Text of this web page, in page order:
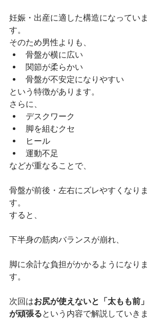
妊娠・出産に適した構造になっていま
す。
そのため男性よりも、
骨盤が横に広い
関節が柔らかい
骨盤が不安定になりやすい
という特徴があります。
さらに、
デスクワーク
脚を組むクセ
ヒール
運動不足
などが重なることで、
骨盤が前後・左右にズレやすくなりま
す。
すると、
下半身の筋肉バランスが崩れ、
脚に余計な負担がかかるようになりま
す。
次回はお尻が使えないと「太もも前」
が頑張るという内容で解説していきま